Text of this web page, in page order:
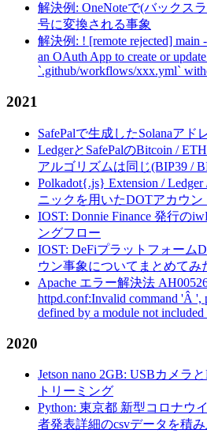
解決例: OneNoteで(バックス
号に変換される事象
解決例: ! [remote rejected] main
an OAuth App to create or
`.github/workflows/xxx.yml`
2021
SafePalで生成したSolanaアド
LedgerとSafePalのBitcoin /
アルゴリズムは同じ(BIP39 /
Polkadot{.js} Extension /
ニックを用いたDOTアカウ
IOST: Donnie Finance 発行の
ングフロー
IOST: DeFiプラットフォーム
ウン事象についてまとめてみ
Apache エラー解決法
httpd.conf:Invalid command 'Â ',
defined by a module not
2020
Jetson nano 2GB: USBカメラ
トリーミング
Python: 東京都 新型コロナウ
者発表詳細のcsvデータを積